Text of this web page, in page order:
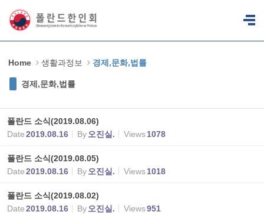
Home 생활과정보 경제,문화,법률
경제,문화,법률
폴란드 소식(2019.08.06)
Date2019.08.16 By 오진실. Views1078
폴란드 소식(2019.08.05)
Date2019.08.16 By 오진실. Views1018
폴란드 소식(2019.08.02)
Date2019.08.16 By 오진실. Views951